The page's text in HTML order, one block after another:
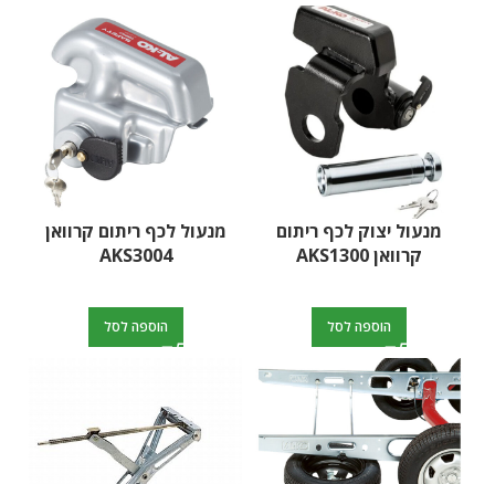
מנעול יצוק לכף ריתום
קרוואן AKS1300
הוספה לסל
מנעול לכף ריתום קרוואן
AKS3004
הוספה לסל